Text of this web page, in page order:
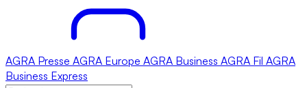
AGRA Presse AGRA Europe AGRA Business AGRA Fil AGRA
Business Express